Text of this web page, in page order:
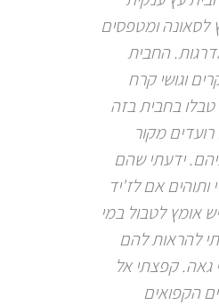
לסאונה ומטפסים
החבית
וגושי קרח
בחבית בזה
מקור
ידעתי שהם
ותוהים אם לז'יד
אומץ לטבול במי
להראות להם
גאה. קפצתי אל
הקפואים